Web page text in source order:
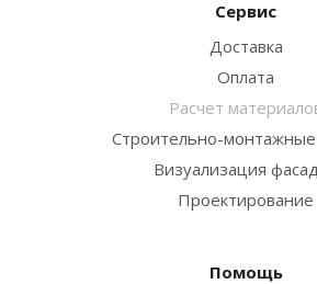
Сервис
Доставка
Оплата
Расчет
Строительно-
Визуализация
Проектирование
Помощь